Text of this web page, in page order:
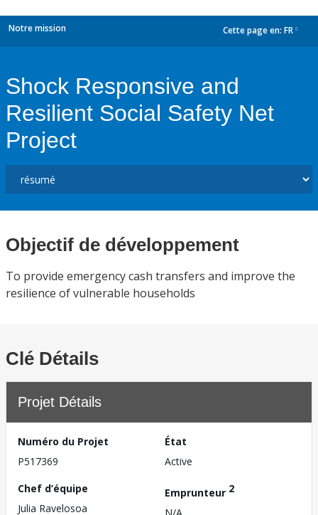
Notre mission Cette page en: FR
Shock Responsive and
Resilient Social Safety Net
Project
Objectif de développement
To provide emergency cash transfers and improve the
resilience of vulnerable households
Clé Détails
Projet Détails
Numéro du Projet
P517369
État
Active
Chef d’équipe
Julia Ravelosoa
Emprunteur 2
N/A